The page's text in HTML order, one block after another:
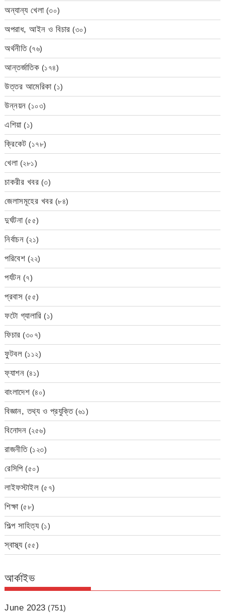
অন্যান্য খেলা(৩০)
অপরাধ, আইন ও বিচার (৩০)
অর্থনীতি(৭৬)
আন্তর্জাতিক (১৭৪)
উত্তর আমেরিকা(১)
উন্নয়ন (১০৩)
এশিয়া(১)
ক্রিকেট (১৭৮)
খেলা(২৮১)
চাকরীর খবর (৩)
জেলাসমূহের খবর (৮৪)
দুর্ঘটনা(৫৫)
নির্বাচন (২১)
পরিবেশ (২২)
পর্যটন (৭)
প্রবাস (৫৫)
ফটো গ্যালারি (১)
ফিচার (৩০৭)
ফুটবল (১১২)
ফ্যাশন (৪১)
বাংলাদেশ (৪০)
বিজ্ঞান, তথ্য ও প্রযুক্তি(৬১)
বিনোদন (২৫৬)
রাজনীতি(১২৩)
রেসিপি(৫০)
লাইফস্টাইল (৫৭)
শিক্ষা(৫৮)
শিল্প সাহিত্য(১)
স্বাস্থ্য(৫৫)
আর্কাইভ
June 2023 (751)